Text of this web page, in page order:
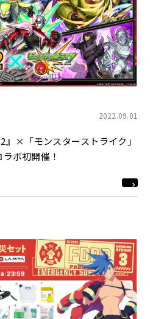
2022.09.01
』×「モンスターストライク」
ボ初開催！